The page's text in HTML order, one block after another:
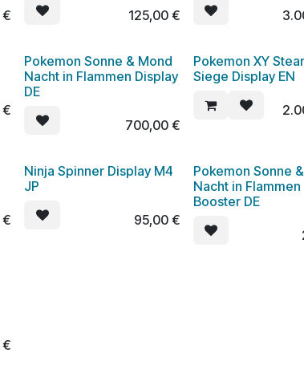
€ 125,00€
€
Pokemon Sonne & Mond
Nacht in Flammen Display
DE
700,00€
Pokemon XY
Siege Display EN
€
Ninja Spinner Display M4
JP
95,00€
Pokemon Sonne
Nacht in Flammen
Booster DE
€